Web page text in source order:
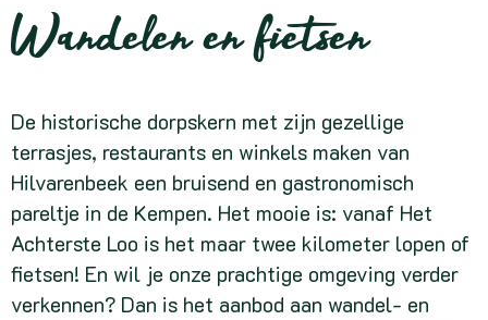
Wandelen en fietsen
De historische dorpskern met zijn gezellige
terrasjes, restaurants en winkels maken van
Hilvarenbeek een bruisend en gastronomisch
pareltje in de Kempen. Het mooie is: vanaf Het
Achterste Loo is het maar twee kilometer lopen of
fietsen! En wil je onze prachtige omgeving verder
verkennen? Dan is het aanbod aan wandel- en